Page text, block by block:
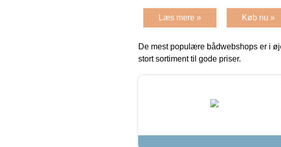
Læs mere » Køb nu »
De mest populære bådwebshops er i
stort sortiment til gode priser.